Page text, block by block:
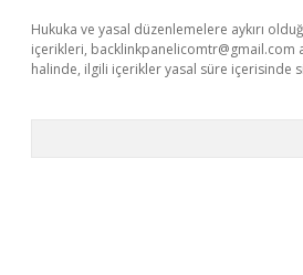
Hukuka ve yasal düzenlemelere aykırı
içerikleri, backlinkpanelicomtr@gmail.com
halinde, ilgili içerikler yasal süre içerisinde